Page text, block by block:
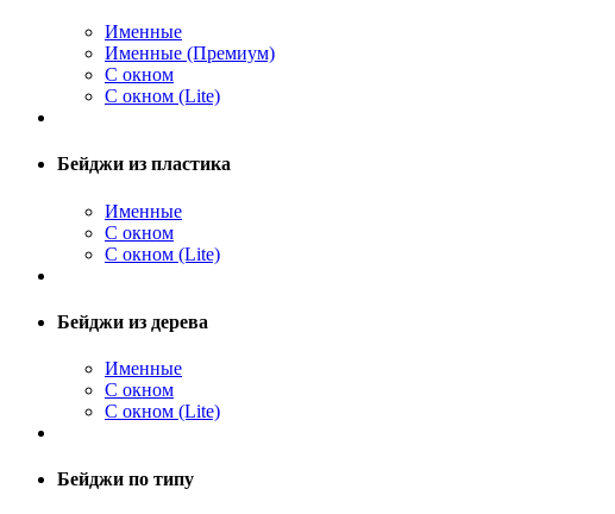
Именные
Именные (Премиум)
С окном
С окном (Lite)
Бейджи из пластика
Именные
С окном
С окном (Lite)
Бейджи из дерева
Именные
С окном
С окном (Lite)
Бейджи по типу